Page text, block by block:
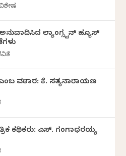
ವಿಶೇಷ
ಲ್ಯಾಂಗ್ಸ್ಟನ್ ಹ್ಯೂಸ್
ವಠಾರ: ಕೆ. ಸತ್ಯನಾರಾಯಣ
ಕಥಿಕರು: ಎಸ್. ಗಂಗಾಧರಯ್ಯ